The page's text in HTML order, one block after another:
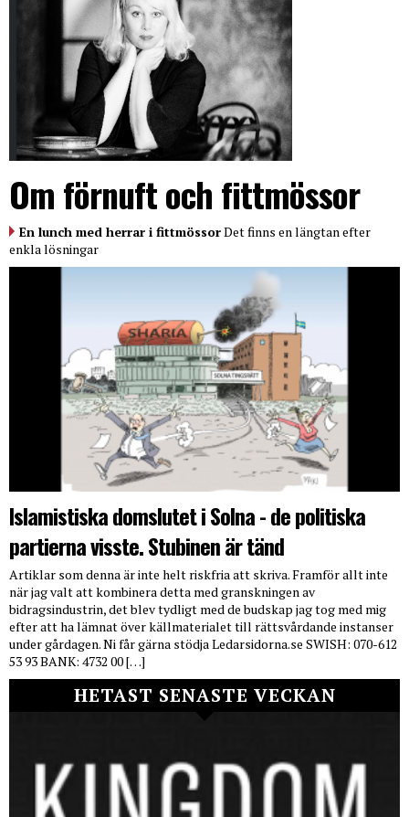
Om förnuft och fittmössor
En lunch med herrar i fittmössorDet finns en längtan efter
enkla lösningar
Islamistiska domslutet i Solna - de politiska
partierna visste. Stubinen är tänd
Artiklar som denna är inte helt riskfria att skriva. Framför allt inte
när jag valt att kombinera detta med granskningen av
bidragsindustrin, det blev tydligt med de budskap jag tog med mig
efter att ha lämnat över källmaterialet till rättsvårdande instanser
under gårdagen. Ni får gärna stödja Ledarsidorna.se SWISH: 070-612
53 93 BANK: 4732 00 […]
HETAST SENASTE VECKAN